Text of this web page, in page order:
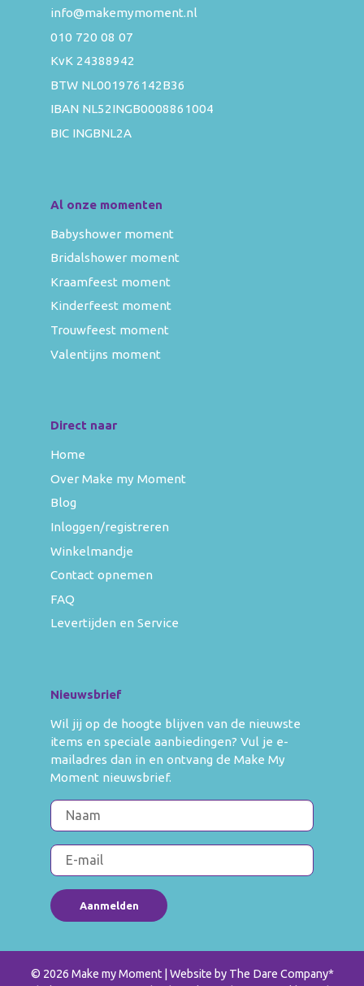
info@makemymoment.nl
010 720 08 07
KvK 24388942
BTW NL001976142B36
IBAN NL52INGB0008861004
BIC INGBNL2A
Al onze momenten
Babyshower moment
Bridalshower moment
Kraamfeest moment
Kinderfeest moment
Trouwfeest moment
Valentijns moment
Direct naar
Home
Over Make my Moment
Blog
Inloggen/registreren
Winkelmandje
Contact opnemen
FAQ
Levertijden en Service
Nieuwsbrief
Wil jij op de hoogte blijven van de nieuwste
items en speciale aanbiedingen? Vul je e-
mailadres dan in en ontvang de Make My
Moment nieuwsbrief.
© 2026 Make my Moment | Website by The Dare Company*